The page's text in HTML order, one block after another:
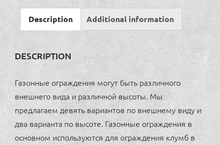
1960x1200мм)
quantity
Description Additional information
DESCRIPTION
Газонные ограждения могут быть различного
внешнего вида и различной высоты. Мы
предлагаем девять вариантов по внешнему виду и
два варианта по высоте. Газонные ограждения в
основном используются для ограждения клумб в